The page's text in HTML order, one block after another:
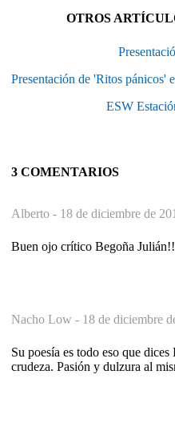
OTROS
Presentación de 'Ritos pánicos'
ESW
3 COMENTARIOS
Alberto - 18 de diciembre de
Buen ojo crítico Begoña
Nacho Low - 18 de diciembre
Su poesía es todo eso que
crudeza. Pasión y dulzura al